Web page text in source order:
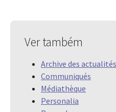
Ver também
Archive des actualités
Communiqués
Médiathèque
Personalia